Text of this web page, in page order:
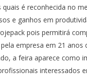
quais é reconhecida no
e ganhos em
pois permitirá
empresa em 21
a feira aparece como
interessados